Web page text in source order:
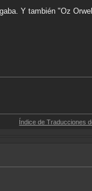
Y también "Oz
de Traducciones de Aventuras